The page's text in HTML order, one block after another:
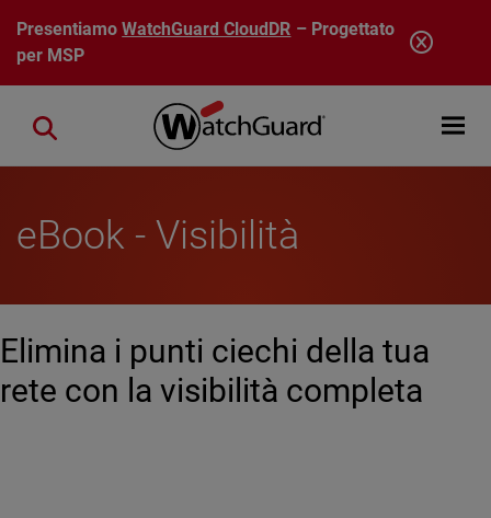
Salta al contenuto principale
PresentiamoWatchGuard CloudDR – Progettato
per MSP
Open
Close search
eBook - Visibilità
Elimina i punti ciechi della tua
rete con la visibilità completa